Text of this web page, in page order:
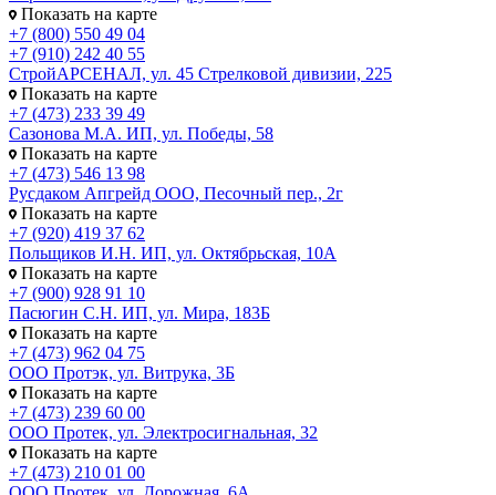
Показать на карте
+7 (800) 550 49 04
+7 (910) 242 40 55
СтройАРСЕНАЛ, ул. 45 Стрелковой дивизии, 225
Показать на карте
+7 (473) 233 39 49
Сазонова М.А. ИП, ул. Победы, 58
Показать на карте
+7 (473) 546 13 98
Русдаком Апгрейд ООО, Песочный пер., 2г
Показать на карте
+7 (920) 419 37 62
Польщиков И.Н. ИП, ул. Октябрьская, 10А
Показать на карте
+7 (900) 928 91 10
Пасюгин С.Н. ИП, ул. Мира, 183Б
Показать на карте
+7 (473) 962 04 75
ООО Протэк, ул. Витрука, 3Б
Показать на карте
+7 (473) 239 60 00
ООО Протек, ул. Электросигнальная, 32
Показать на карте
+7 (473) 210 01 00